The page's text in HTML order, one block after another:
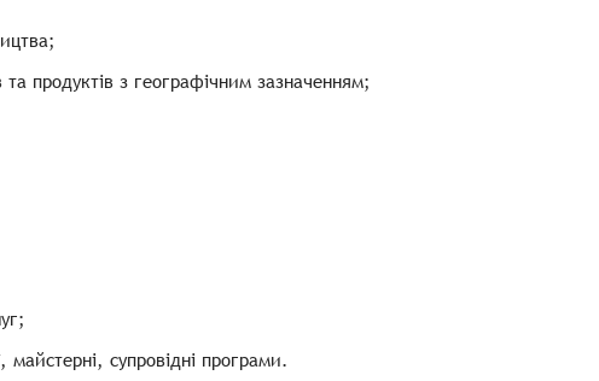
та продуктів з географічним зазначенням;
майстерні, супровідні програми.